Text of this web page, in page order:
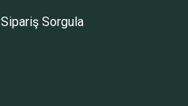
Sipariş Sorgula